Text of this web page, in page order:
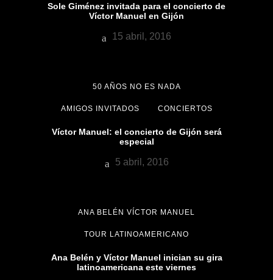
Sole Giménez invitada para el concierto de
Víctor Manuel en Gijón
15 abril, 2016
50 AÑOS NO ES NADA
AMIGOS INVITADOS CONCIERTOS
Víctor Manuel: el concierto de Gijón será
especial
5 abril, 2016
ANA BELÉN VÍCTOR MANUEL
TOUR LATINOAMERICANO
Ana Belén y Víctor Manuel inician su gira
latinoamericana este viernes